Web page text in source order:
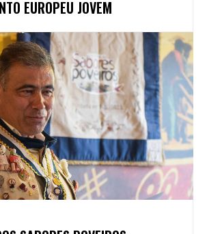
EUROPEU JOVEM